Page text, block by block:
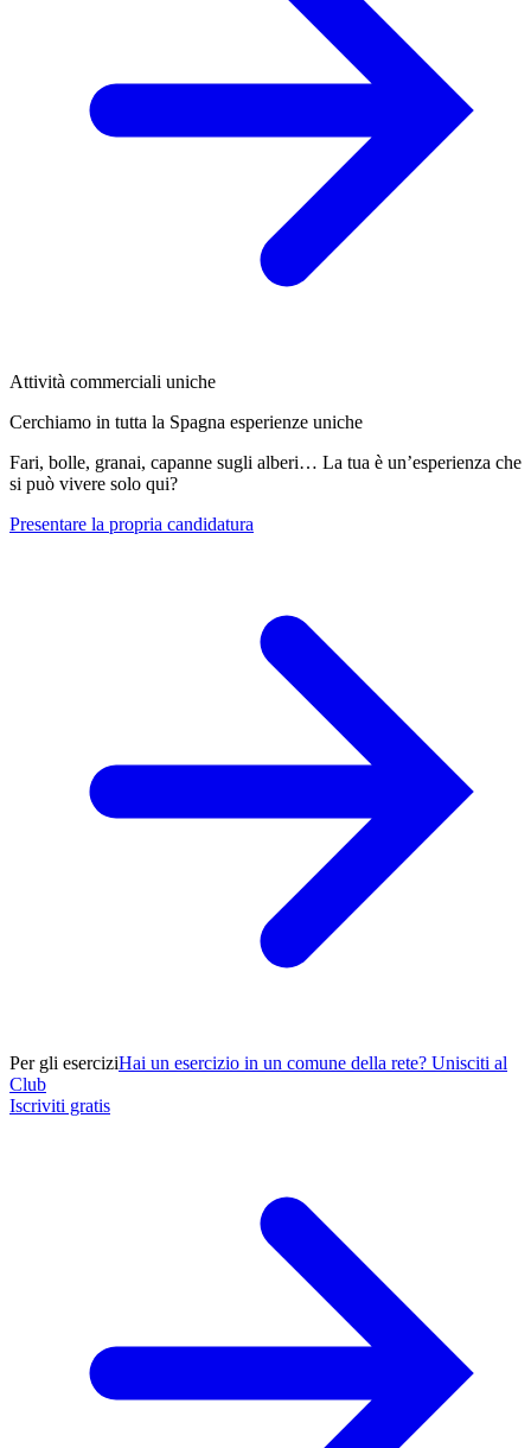
Attività commerciali uniche
Cerchiamo in tutta la Spagna esperienze uniche
Fari, bolle, granai, capanne sugli alberi… La tua è un’esperienza che
si può vivere solo qui?
Presentare la propria candidatura
Per gli eserciziHai un esercizio in un comune della rete? Unisciti al
Club
Iscriviti gratis